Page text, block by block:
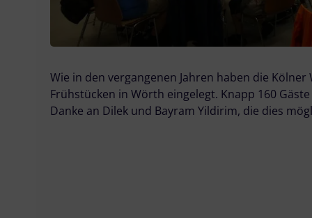
Wie in den vergangenen Jahren haben die
Frühstücken in Wörth eingelegt. Knapp 160
Danke an Dilek und Bayram Yildirim, die dies